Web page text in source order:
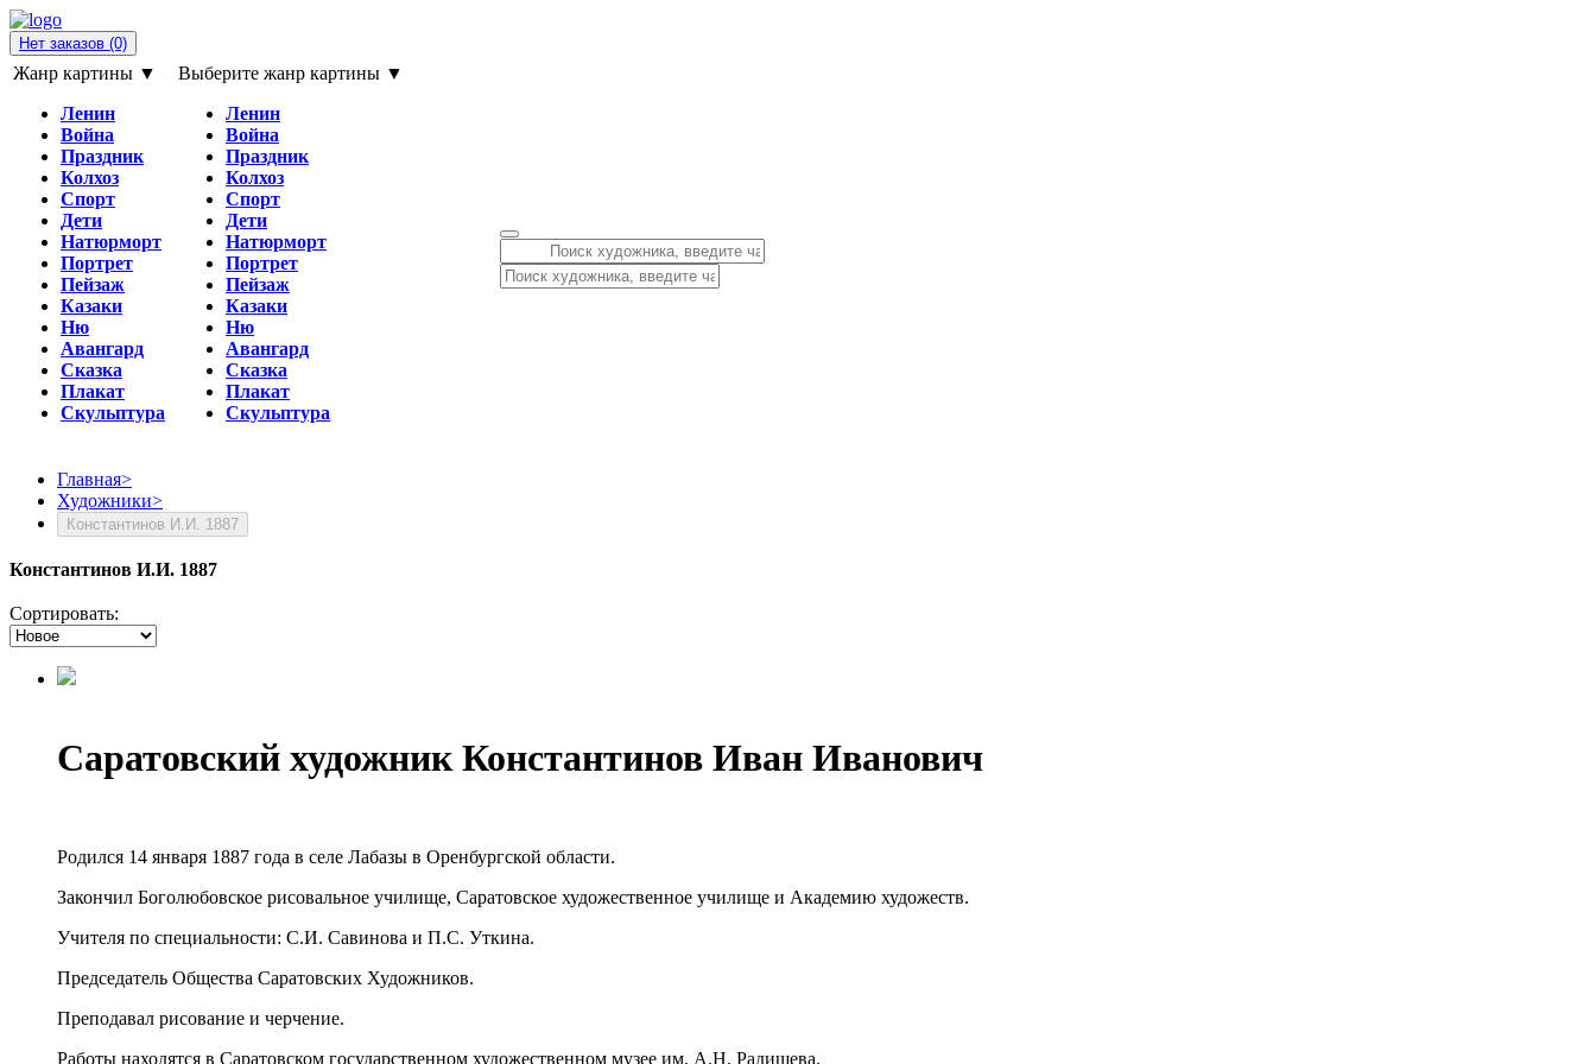
Нет заказов (0)
Жанр картины ▼
Ленин
Война
Праздник
Колхоз
Спорт
Дети
Натюрморт
Портрет
Пейзаж
Казаки
Ню
Авангард
Сказка
Плакат
Скульптура
Выберите жанр картины ▼
Ленин
Война
Праздник
Колхоз
Спорт
Дети
Натюрморт
Портрет
Пейзаж
Казаки
Ню
Авангард
Сказка
Плакат
Скульптура
Главная>
Художники>
Константинов И.И. 1887
Константинов И.И. 1887
Сортировать:
Саратовский художник Константинов Иван Иванович
Родился 14 января 1887 года в селе Лабазы в Оренбургской области.
Закончил Боголюбовское рисовальное училище, Саратовское художественное училище и Академию художеств.
Учителя по специальности: С.И. Савинова и П.С. Уткина.
Председатель Общества Саратовских Художников.
Преподавал рисование и черчение.
Работы находятся в Саратовском государственном художественном музее им. А.Н. Радищева.